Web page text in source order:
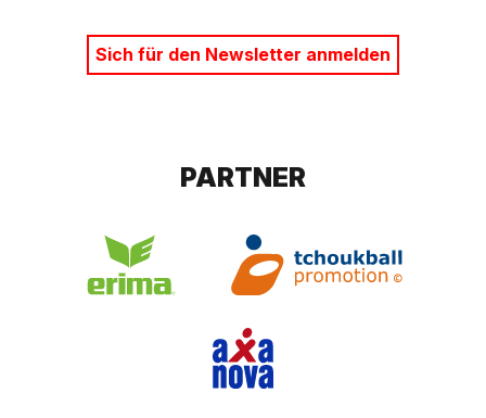
Sich für den Newsletter anmelden
PARTNER